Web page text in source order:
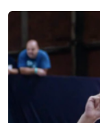
Legislativo